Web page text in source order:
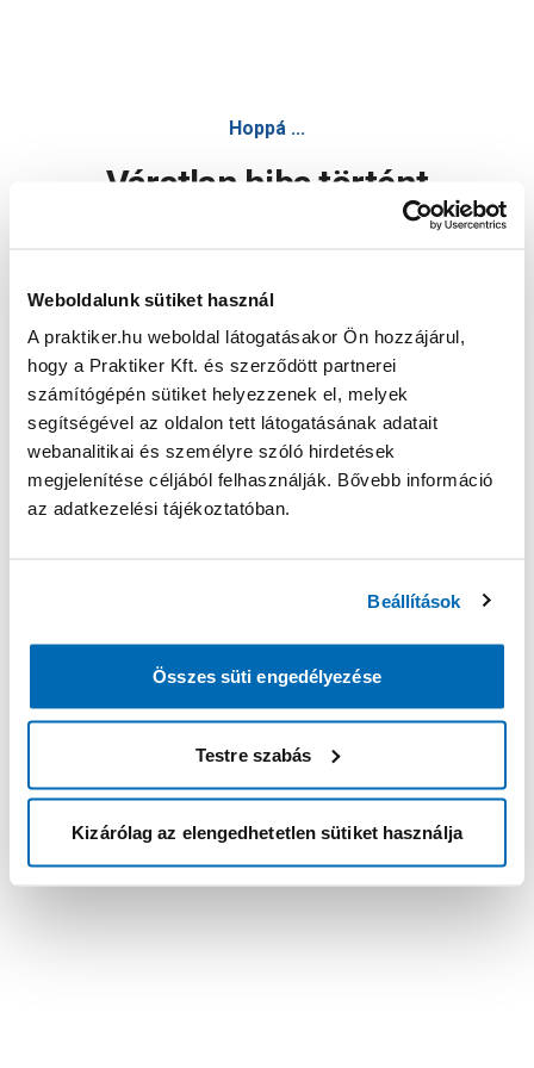
Weboldalunk sütiket használ
A praktiker.hu weboldal látogatásakor Ön hozzájárul,
hogy a Praktiker Kft. és szerződött partnerei
számítógépén sütiket helyezzenek el, melyek
segítségével az oldalon tett látogatásának adatait
webanalitikai és személyre szóló hirdetések
megjelenítése céljából felhasználják. Bővebb információ
az adatkezelési tájékoztatóban.
Beállítások
Összes süti engedélyezése
Testre szabás
Kizárólag az elengedhetetlen sütiket használja
Hoppá ...
Váratlan hiba történt
Oldal újratöltése